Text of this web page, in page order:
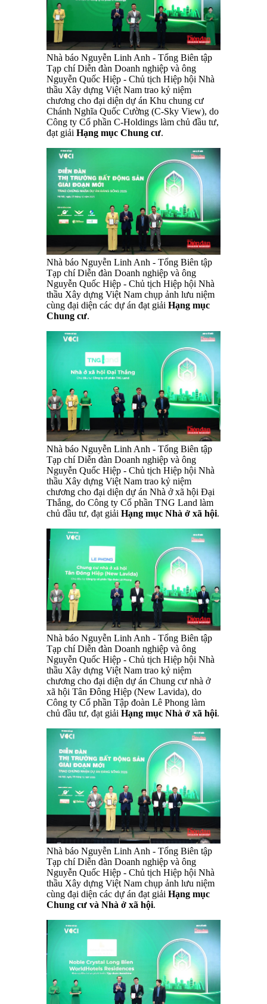
Nhà báo Nguyễn Linh Anh - Tổng Biên tập
Tạp chí Diễn đàn Doanh nghiệp và ông
Nguyễn Quốc Hiệp - Chủ tịch Hiệp hội Nhà
thầu Xây dựng Việt Nam trao kỷ niệm
chương cho đại diện dự án Khu chung cư
Chánh Nghĩa Quốc Cường (C-Sky View), do
Công ty Cổ phần C-Holdings làm chủ đầu tư,
đạt giải Hạng mục Chung cư.
Nhà báo Nguyễn Linh Anh - Tổng Biên tập
Tạp chí Diễn đàn Doanh nghiệp và ông
Nguyễn Quốc Hiệp - Chủ tịch Hiệp hội Nhà
thầu Xây dựng Việt Nam chụp ảnh lưu niệm
cùng đại diện các dự án đạt giải Hạng mục
Chung cư.
Nhà báo Nguyễn Linh Anh - Tổng Biên tập
Tạp chí Diễn đàn Doanh nghiệp và ông
Nguyễn Quốc Hiệp - Chủ tịch Hiệp hội Nhà
thầu Xây dựng Việt Nam trao kỷ niệm
chương cho đại diện dự án Nhà ở xã hội Đại
Thắng, do Công ty Cổ phần TNG Land làm
chủ đầu tư, đạt giải Hạng mục Nhà ở xã hội.
Nhà báo Nguyễn Linh Anh - Tổng Biên tập
Tạp chí Diễn đàn Doanh nghiệp và ông
Nguyễn Quốc Hiệp - Chủ tịch Hiệp hội Nhà
thầu Xây dựng Việt Nam trao kỷ niệm
chương cho đại diện dự án Chung cư nhà ở
xã hội Tân Đông Hiệp (New Lavida), do
Công ty Cổ phần Tập đoàn Lê Phong làm
chủ đầu tư, đạt giải Hạng mục Nhà ở xã hội.
Nhà báo Nguyễn Linh Anh - Tổng Biên tập
Tạp chí Diễn đàn Doanh nghiệp và ông
Nguyễn Quốc Hiệp - Chủ tịch Hiệp hội Nhà
thầu Xây dựng Việt Nam chụp ảnh lưu niệm
cùng đại diện các dự án đạt giải Hạng mục
Chung cư và Nhà ở xã hội.